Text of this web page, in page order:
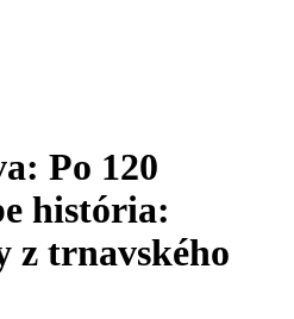
Po 120
história:
z trnavského